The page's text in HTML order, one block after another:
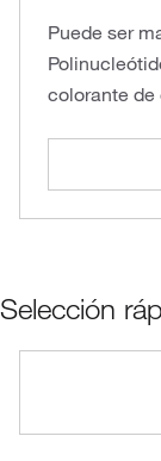
Puede ser
colorante de
Selección